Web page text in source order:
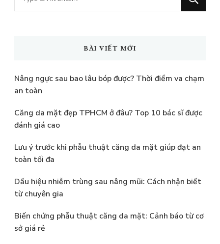
muốn
BÀI VIẾT MỚI
Nâng ngực sau bao lâu bóp được? Thời điểm va chạm
an toàn
Căng da mặt đẹp TPHCM ở đâu? Top 10 bác sĩ được
đánh giá cao
Lưu ý trước khi phẫu thuật căng da mặt giúp đạt an
toàn tối đa
Dấu hiệu nhiễm trùng sau nâng mũi: Cách nhận biết
từ chuyên gia
Biến chứng phẫu thuật căng da mặt: Cảnh báo từ cơ
sở giá rẻ